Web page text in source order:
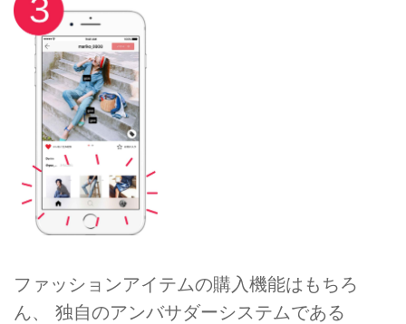
ファッションアイテムの購入機能はもちろ
ん、 独自のアンバサダーシステムである